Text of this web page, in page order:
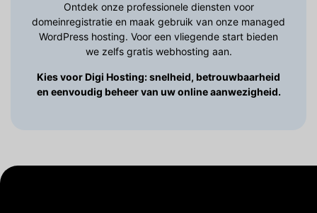
Ontdek onze professionele diensten voor
domeinregistratie en maak gebruik van onze managed
WordPress hosting. Voor een vliegende start bieden
we zelfs gratis webhosting aan.
Kies voor Digi Hosting: snelheid, betrouwbaarheid
en eenvoudig beheer van uw online aanwezigheid.